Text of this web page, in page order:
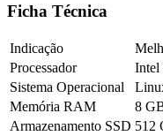
Ficha Técnica
Indicação
Processador
Intel
Sistema Operacional
Memória RAM
8
Armazenamento SSD 512